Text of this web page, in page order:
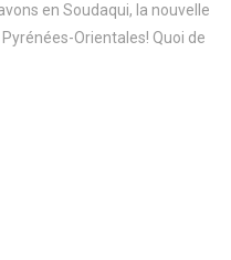
en Soudaqui, la nouvelle
Orientales! Quoi de